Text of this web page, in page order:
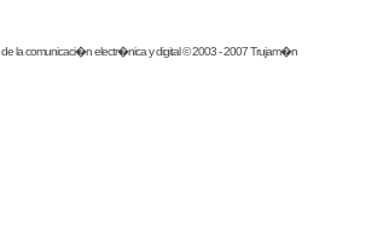
de la comunicaci�n electr�nica y digital © 2003 - 2007 Trujam�n